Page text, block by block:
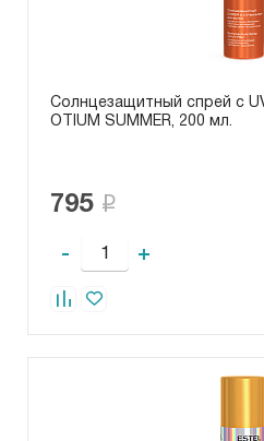
Солнцезащитный спрей с
OTIUM SUMMER, 200 мл.
795
- +